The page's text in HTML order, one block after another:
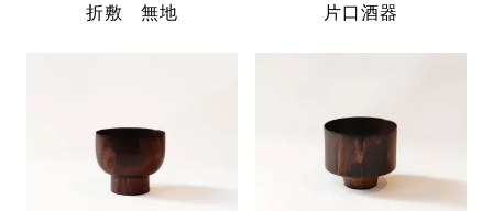
折敷 無地 片口酒器